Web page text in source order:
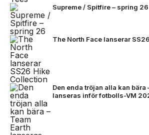
Supreme / Spitfire – spring 26
The North Face lanserar
Den enda tröjan alla kan bära
lanseras inför fotbolls-VM